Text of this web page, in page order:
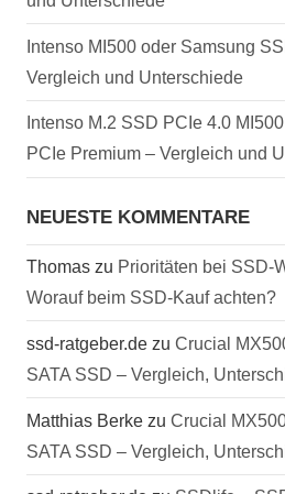
Intenso MI500 oder Samsung
Vergleich und Unterschiede
Intenso M.2 SSD PCIe 4.0
PCIe Premium – Vergleich und
NEUESTE KOMMENTARE
Thomas zu Prioritäten bei SSD-
Worauf beim SSD-Kauf achten?
ssd-ratgeber.de zu Crucial
SATA SSD – Vergleich,
Matthias Berke zu Crucial
SATA SSD – Vergleich,